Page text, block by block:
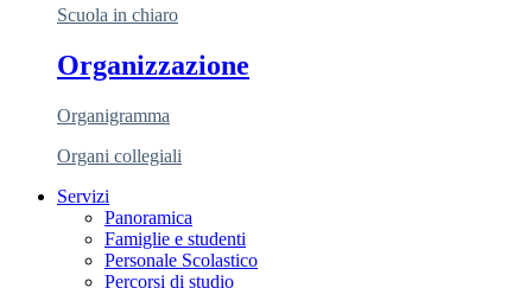
Scuola in chiaro
Organizzazione
Organigramma
Organi collegiali
Servizi
Panoramica
Famiglie e studenti
Personale Scolastico
Percorsi di studio